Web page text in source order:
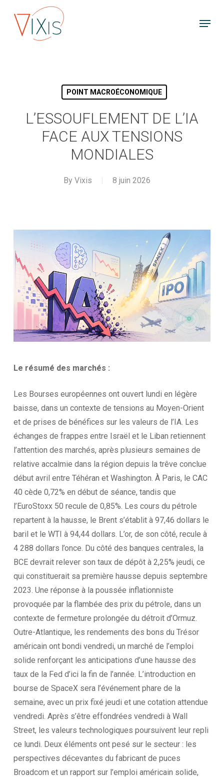
Menu
POINT MACROÉCONOMIQUE
L’ESSOUFLEMENT DE L’IA
FACE AUX TENSIONS
MONDIALES
By Vixis 8 juin 2026
Le résumé des marchés :
Les Bourses européennes ont ouvert lundi en légère
baisse, dans un contexte de tensions au Moyen-Orient
et de prises de bénéfices sur les valeurs de l’IA. Les
échanges de frappes entre Israël et le Liban retiennent
l’attention des marchés, après plusieurs semaines de
relative accalmie dans la région depuis la trêve conclue
début avril entre Téhéran et Washington. À Paris, le CAC
40 cède 0,72% en début de séance, tandis que
l’EuroStoxx 50 recule de 0,85%. Les cours du pétrole
repartent à la hausse, le Brent s’établit à 97,46 dollars le
baril et le WTI à 94,44 dollars. L’or, de son côté, recule à
4 288 dollars l’once. Du côté des banques centrales, la
BCE devrait relever son taux de dépôt à 2,25% jeudi, ce
qui constituerait sa première hausse depuis septembre
2023. Une réponse à la poussée inflationniste
provoquée par la flambée des prix du pétrole, dans un
contexte de fermeture prolongée du détroit d’Ormuz.
Outre-Atlantique, les rendements des bons du Trésor
américain ont bondi vendredi, un marché de l’emploi
solide renforçant les anticipations d’une hausse des
taux de la Fed d’ici la fin de l’année. L’introduction en
bourse de SpaceX sera l’événement phare de la
semaine, avec un prix fixé jeudi et une cotation attendue
vendredi. Après s’être effondrées vendredi à Wall
Street, les valeurs technologiques poursuivent leur repli
ce lundi. Deux éléments ont pesé sur le secteur : les
perspectives décevantes du fabricant de puces
Broadcom et un rapport sur l’emploi américain solide,